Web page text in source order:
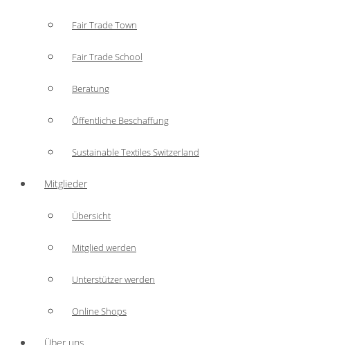
Fair Trade Town
Fair Trade School
Beratung
Öffentliche Beschaffung
Sustainable Textiles Switzerland
Mitglieder
Übersicht
Mitglied werden
Unterstützer werden
Online Shops